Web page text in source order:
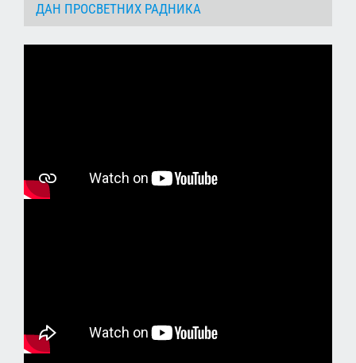
ДАН ПРОСВЕТНИХ РАДНИКА